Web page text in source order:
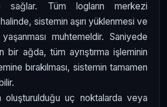
sağlar. Tüm logların merkezi
sistemin aşırı yüklenmesi ve
muhtemeldir. Saniyede
ağda, tüm ayrıştırma işleminin
bırakılması, sistemin tamamen
oluşturulduğu uç noktalarda veya